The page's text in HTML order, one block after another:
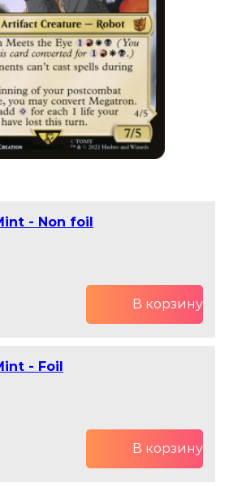
- Non foil
В корзину
- Foil
В корзину